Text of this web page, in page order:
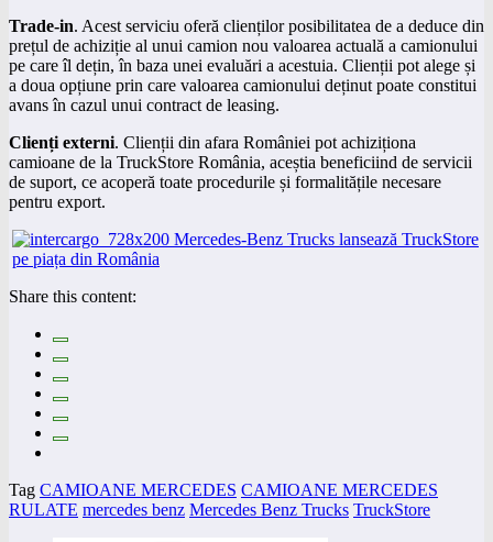
Trade-in. Acest serviciu oferă clienților posibilitatea de a deduce din
prețul de achiziție al unui camion nou valoarea actuală a camionului
pe care îl dețin, în baza unei evaluări a acestuia. Clienții pot alege și
a doua opțiune prin care valoarea camionului deținut poate constitui
avans în cazul unui contract de leasing.
Clienți externi. Clienții din afara României pot achiziționa
camioane de la TruckStore România, aceștia beneficiind de servicii
de suport, ce acoperă toate procedurile și formalitățile necesare
pentru export.
Share this content:
Tag CAMIOANE MERCEDES CAMIOANE MERCEDES
RULATE mercedes benz Mercedes Benz Trucks TruckStore